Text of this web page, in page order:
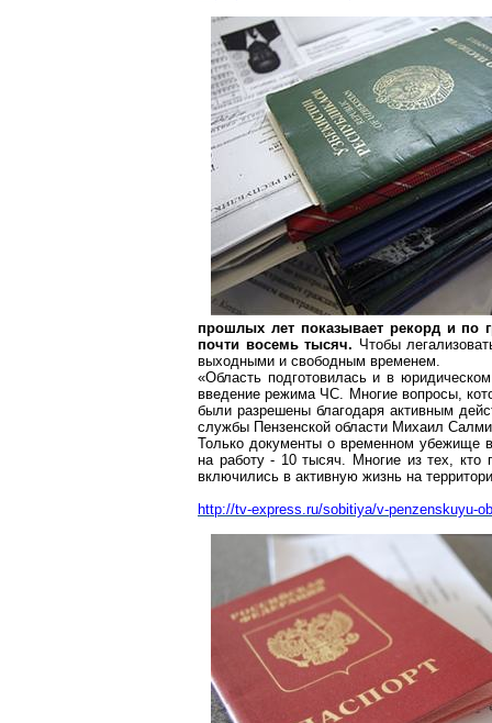
прошлых лет показывает рекорд и по
почти восемь тысяч. Чтобы
выходными и свободным временем.
«Область подготовилась и в
введение режима ЧС. Многие вопросы,
были разрешены благодаря активным
службы Пензенской области Михаил
Только документы о временном убежище
на работу - 10 тысяч. Многие из тех, кто
включились в активную жизнь на
http://tv-express.ru/sobitiya/v-penzenskuyu-